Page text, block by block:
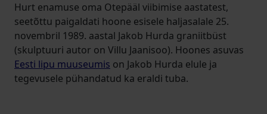
Hurt enamuse oma Otepääl viibimise aastatest,
seetõttu paigaldati hoone esisele haljasalale 25.
novembril 1989. aastal Jakob Hurda graniitbüst
(skulptuuri autor on Villu Jaanisoo). Hoones asuvas
Eesti lipu muuseumis on Jakob Hurda elule ja
tegevusele pühandatud ka eraldi tuba.